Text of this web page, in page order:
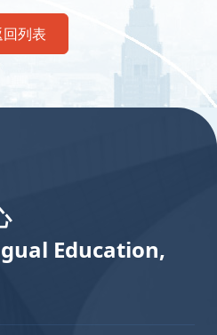
列表
Education,